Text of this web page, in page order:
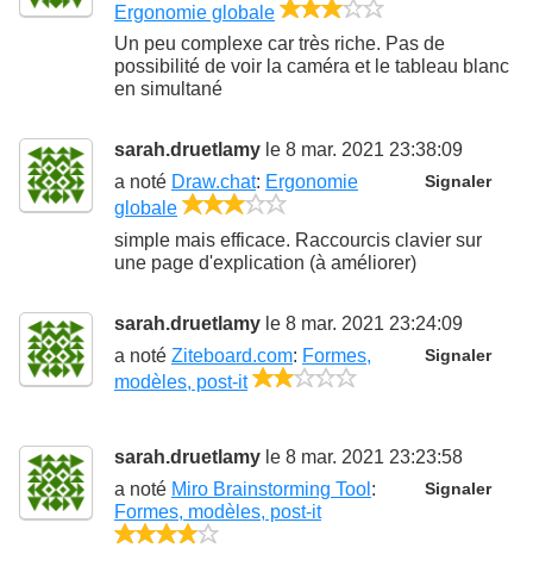
Ergonomie globale
Un peu complexe car très riche. Pas de
possibilité de voir la caméra et le tableau blanc
en simultané
sarah.druetlamy le 8 mar. 2021 23:38:09
Signaler
a noté Draw.chat: Ergonomie
globale
simple mais efficace. Raccourcis clavier sur
une page d'explication (à améliorer)
sarah.druetlamy le 8 mar. 2021 23:24:09
Signaler
a noté Ziteboard.com: Formes,
modèles, post-it
sarah.druetlamy le 8 mar. 2021 23:23:58
Signaler
a noté Miro Brainstorming Tool :
Formes, modèles, post-it